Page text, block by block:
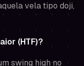
vela tipo doji,
(HTF)?
swing high no